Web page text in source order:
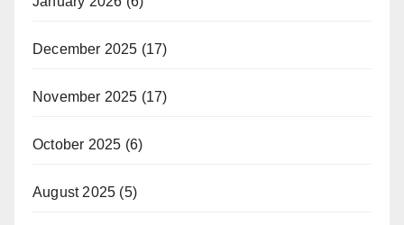
December 2025 (17)
November 2025 (17)
October 2025 (6)
August 2025 (5)